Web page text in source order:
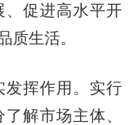
、促进高水平开
质生活。
挥作用。实行
解市场主体、